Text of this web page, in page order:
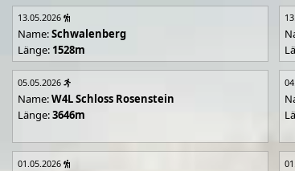
13.05.2026
Name:Schwalenberg
Länge: 1528m
05.05.2026
Name:W4L Schloss Rosenstein
Länge:3646m
01.05.2026